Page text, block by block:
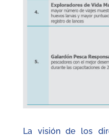
La visión de los